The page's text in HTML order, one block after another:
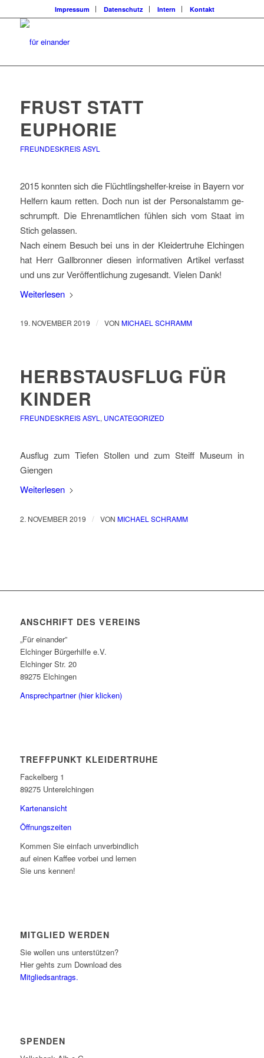
Impressum Datenschutz Intern Kontakt
FRUST STATT
EUPHORIE
FREUNDESKREIS ASYL
2015 konnten sich die Flüchtlingshelfer-kreise in Bayern vor
Helfern kaum retten. Doch nun ist der Personalstamm ge-
schrumpft. Die Ehrenamtlichen fühlen sich vom Staat im
Stich gelassen.
Nach einem Besuch bei uns in der Kleidertruhe Elchingen
hat Herr Gallbronner diesen informativen Artikel verfasst
und uns zur Veröffentlichung zugesandt. Vielen Dank!
Weiterlesen
19. NOVEMBER 2019 / VON MICHAEL SCHRAMM
HERBSTAUSFLUG FÜR
KINDER
FREUNDESKREIS ASYL, UNCATEGORIZED
Ausflug zum Tiefen Stollen und zum Steiff Museum in
Giengen
Weiterlesen
2. NOVEMBER 2019 / VON MICHAEL SCHRAMM
ANSCHRIFT DES VEREINS
„Für einander”
Elchinger Bürgerhilfe e.V.
Elchinger Str. 20
89275 Elchingen
Ansprechpartner (hier klicken)
TREFFPUNKT KLEIDERTRUHE
Fackelberg 1
89275 Unterelchingen
Kartenansicht
Öffnungszeiten
Kommen Sie einfach unverbindlich
auf einen Kaffee vorbei und lernen
Sie uns kennen!
MITGLIED WERDEN
Sie wollen uns unterstützen?
Hier gehts zum Download des
Mitgliedsantrags.
SPENDEN